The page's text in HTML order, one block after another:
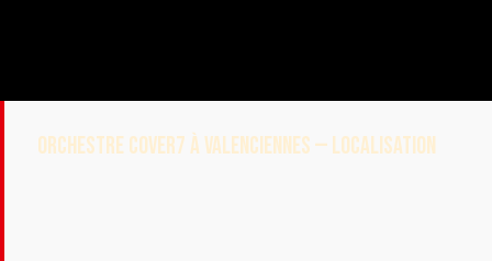
ORCHESTRE COVER7 À VALENCIENNES — LOCALISATION